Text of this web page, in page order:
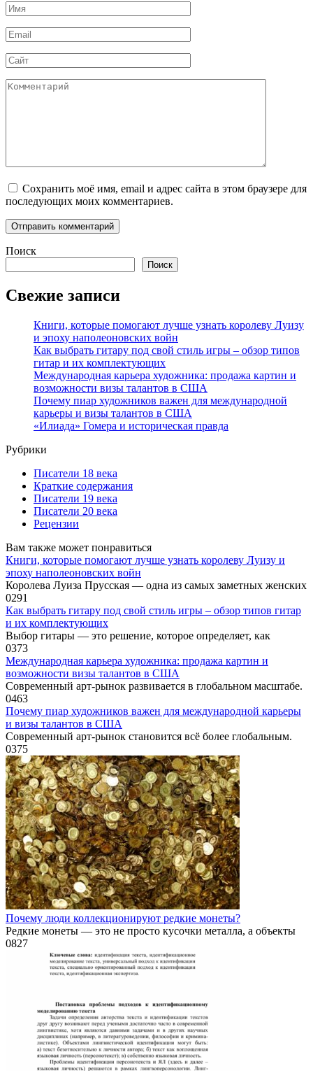
Имя
*
Email
*
Сайт
Комментарий
Сохранить моё имя, email и адрес сайта в этом браузере для
последующих моих комментариев.
Поиск
Поиск
Свежие записи
Книги, которые помогают лучше узнать королеву Луизу
и эпоху наполеоновских войн
Как выбрать гитару под свой стиль игры – обзор типов
гитар и их комплектующих
Международная карьера художника: продажа картин и
возможности визы талантов в США
Почему пиар художников важен для международной
карьеры и визы талантов в США
«Илиада» Гомера и историческая правда
Рубрики
Писатели 18 века
Краткие содержания
Писатели 19 века
Писатели 20 века
Рецензии
Вам также может понравиться
Книги, которые помогают лучше узнать королеву Луизу и
эпоху наполеоновских войн
Королева Луиза Прусская — одна из самых заметных женских
0291
Как выбрать гитару под свой стиль игры – обзор типов гитар
и их комплектующих
Выбор гитары — это решение, которое определяет, как
0373
Международная карьера художника: продажа картин и
возможности визы талантов в США
Современный арт-рынок развивается в глобальном масштабе.
0463
Почему пиар художников важен для международной карьеры
и визы талантов в США
Современный арт-рынок становится всё более глобальным.
0375
Почему люди коллекционируют редкие монеты?
Редкие монеты — это не просто кусочки металла, а объекты
0827